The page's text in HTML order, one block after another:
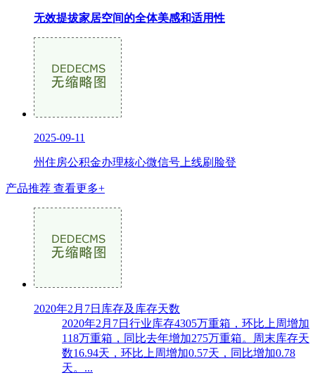
无效提拔家居空间的全体美感和适用性
2025-09-11
州住房公积金办理核心微信号上线刷脸登
产品推荐 查看更多+
2020年2月7日库存及库存天数
2020年2月7日行业库存4305万重箱，环比上周增加
118万重箱，同比去年增加275万重箱。周末库存天
数16.94天，环比上周增加0.57天，同比增加0.78
天。...